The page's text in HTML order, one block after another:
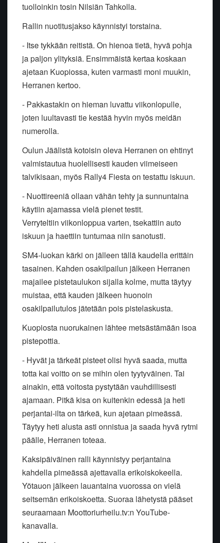
tuolloinkin tosin Nilsiän Tahkolla.
Rallin nuotitusjakso käynnistyi torstaina.
- Itse tykkään reitistä. On hienoa tietä, hyvä pohja
ja paljon ylityksiä. Ensimmäistä kertaa koskaan
ajetaan Kuopiossa, kuten varmasti moni muukin,
Herranen kertoo.
- Pakkastakin on hieman luvattu viikonlopulle,
joten luultavasti tie kestää hyvin myös meidän
numerolla.
Oulun Jäälistä kotoisin oleva Herranen on ehtinyt
valmistautua huolellisesti kauden viimeiseen
talvikisaan, myös Rally4 Fiesta on testattu iskuun.
- Nuottireeniä ollaan vähän tehty ja sunnuntaina
käytiin ajamassa vielä pienet testit.
Verryteltiin viikonloppua varten, tsekattiin auto
iskuun ja haettiin tuntumaa niin sanotusti.
SM4-luokan kärki on jälleen tällä kaudella erittäin
tasainen. Kahden osakilpailun jälkeen Herranen
majailee pistetaulukon sijalla kolme, mutta täytyy
muistaa, että kauden jälkeen huonoin
osakilpailutulos jätetään pois pistelaskusta.
Kuopiosta nuorukainen lähtee metsästämään isoa
pistepottia.
- Hyvät ja tärkeät pisteet olisi hyvä saada, mutta
totta kai voitto on se mihin olen tyytyväinen. Tai
ainakin, että voitosta pystytään vauhdillisesti
ajamaan. Pitkä kisa on kuitenkin edessä ja heti
perjantai-ilta on tärkeä, kun ajetaan pimeässä.
Täytyy heti alusta asti onnistua ja saada hyvä rytmi
päälle, Herranen toteaa.
Kaksipäiväinen ralli käynnistyy perjantaina
kahdella pimeässä ajettavalla erikoiskokeella.
Yötauon jälkeen lauantaina vuorossa on vielä
seitsemän erikoiskoetta. Suoraa lähetystä pääset
seuraamaan Moottoriurheilu.tv:n YouTube-
kanavalla.